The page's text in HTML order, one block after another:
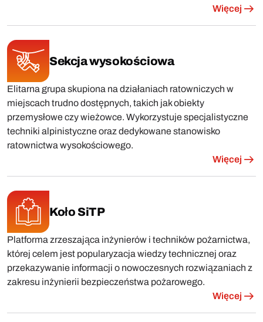
Więcej
Sekcja wysokościowa
Elitarna grupa skupiona na działaniach ratowniczych w
miejscach trudno dostępnych, takich jak obiekty
przemysłowe czy wieżowce. Wykorzystuje specjalistyczne
techniki alpinistyczne oraz dedykowane stanowisko
ratownictwa wysokościowego.
Więcej
Koło SiTP
Platforma zrzeszająca inżynierów i techników pożarnictwa,
której celem jest popularyzacja wiedzy technicznej oraz
przekazywanie informacji o nowoczesnych rozwiązaniach z
zakresu inżynierii bezpieczeństwa pożarowego.
Więcej